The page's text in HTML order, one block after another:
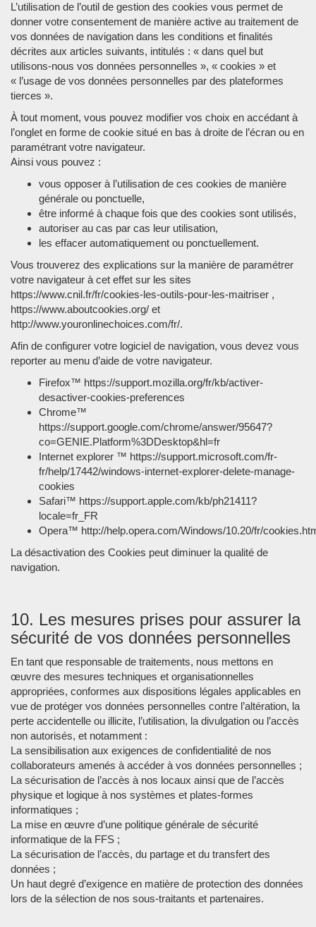
L’utilisation de l’outil de gestion des cookies vous permet de
donner votre consentement de manière active au traitement de
vos données de navigation dans les conditions et finalités
décrites aux articles suivants, intitulés : « dans quel but
utilisons-nous vos données personnelles », « cookies » et
« l’usage de vos données personnelles par des plateformes
tierces ».
À tout moment, vous pouvez modifier vos choix en accédant à
l’onglet en forme de cookie situé en bas à droite de l’écran ou en
paramétrant votre navigateur.
Ainsi vous pouvez :
vous opposer à l’utilisation de ces cookies de manière
générale ou ponctuelle,
être informé à chaque fois que des cookies sont utilisés,
autoriser au cas par cas leur utilisation,
les effacer automatiquement ou ponctuellement.
Vous trouverez des explications sur la manière de paramétrer
votre navigateur à cet effet sur les sites
https://www.cnil.fr/fr/cookies-les-outils-pour-les-maitriser ,
https://www.aboutcookies.org/ et
http://www.youronlinechoices.com/fr/.
Afin de configurer votre logiciel de navigation, vous devez vous
reporter au menu d’aide de votre navigateur.
Firefox™ https://support.mozilla.org/fr/kb/activer-
desactiver-cookies-preferences
Chrome™
https://support.google.com/chrome/answer/95647?
co=GENIE.Platform%3DDesktop&hl=fr
Internet explorer ™ https://support.microsoft.com/fr-
fr/help/17442/windows-internet-explorer-delete-manage-
cookies
Safari™ https://support.apple.com/kb/ph21411?
locale=fr_FR
Opera™ http://help.opera.com/Windows/10.20/fr/
La désactivation des Cookies peut diminuer la qualité de
navigation.
10. Les mesures prises pour assurer la
sécurité de vos données personnelles
En tant que responsable de traitements, nous mettons en
œuvre des mesures techniques et organisationnelles
appropriées, conformes aux dispositions légales applicables en
vue de protéger vos données personnelles contre l’altération, la
perte accidentelle ou illicite, l’utilisation, la divulgation ou l’accès
non autorisés, et notamment :
La sensibilisation aux exigences de confidentialité de nos
collaborateurs amenés à accéder à vos données personnelles ;
La sécurisation de l’accès à nos locaux ainsi que de l’accès
physique et logique à nos systèmes et plates-formes
informatiques ;
La mise en œuvre d’une politique générale de sécurité
informatique de la FFS ;
La sécurisation de l’accès, du partage et du transfert des
données ;
Un haut degré d’exigence en matière de protection des données
lors de la sélection de nos sous-traitants et partenaires.